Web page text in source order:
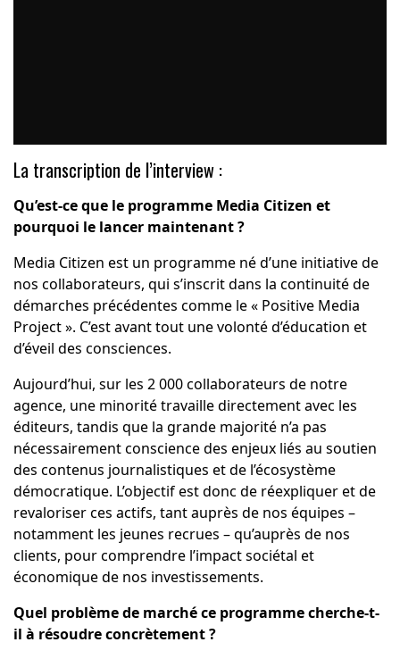
La transcription de l’interview :
Qu’est-ce que le programme Media Citizen et
pourquoi le lancer maintenant ?
Media Citizen est un programme né d’une initiative de
nos collaborateurs, qui s’inscrit dans la continuité de
démarches précédentes comme le « Positive Media
Project ». C’est avant tout une volonté d’éducation et
d’éveil des consciences.
Aujourd’hui, sur les 2 000 collaborateurs de notre
agence, une minorité travaille directement avec les
éditeurs, tandis que la grande majorité n’a pas
nécessairement conscience des enjeux liés au soutien
des contenus journalistiques et de l’écosystème
démocratique. L’objectif est donc de réexpliquer et de
revaloriser ces actifs, tant auprès de nos équipes –
notamment les jeunes recrues – qu’auprès de nos
clients, pour comprendre l’impact sociétal et
économique de nos investissements.
Quel problème de marché ce programme cherche-t-
il à résoudre concrètement ?